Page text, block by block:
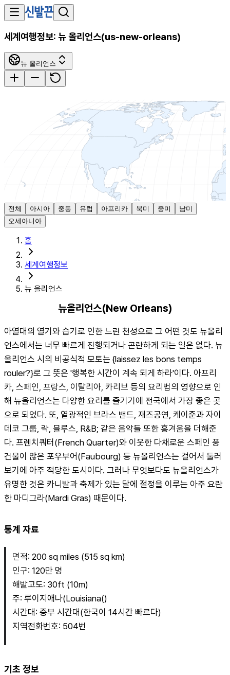
세계여행정보: 뉴 올리언스(us-new-orleans)
뉴 올리언스
전체 아시아 중동 유럽 아프리카 북미 중미
남미
오세아니아
홈
세계여행정보
뉴 올리언스
뉴올리언스(New Orleans)
아열대의 열기와 습기로 인한 느린 천성으로 그 어떤 것도 뉴올리
언스에서는 너무 빠르게 진행되거나 곤란하게 되는 일은 없다. 뉴
올리언스 시의 비공식적 모토는 {laissez les bons temps
rouler?}로 그 뜻은 '행복한 시간이 계속 되게 하라'이다. 아프리
카, 스페인, 프랑스, 이탈리아, 카리브 등의 요리법의 영향으로 인
해 뉴올리언스는 다양한 요리를 즐기기에 전국에서 가장 좋은 곳
으로 되었다. 또, 열광적인 브라스 밴드, 재즈공연, 케이준과 자이
데코 그룹, 락, 블루스, R&B; 같은 음악들 또한 흥겨움을 더해준
다. 프렌치쿼터(French Quarter)와 이웃한 다채로운 스페인 풍
건물이 많은 포우부어(Faubourg) 등 뉴올리언스는 걸어서 둘러
보기에 아주 적당한 도시이다. 그러나 무엇보다도 뉴올리언스가
유명한 것은 카니발과 축제가 있는 달에 절정을 이루는 아주 요란
한 마디그라(Mardi Gras) 때문이다.
통계 자료
면적: 200 sq miles (515 sq km)
인구: 120만 명
해발고도: 30ft (10m)
주: 루이지애나(Louisiana()
시간대: 중부 시간대(한국이 14시간 빠르다)
지역전화번호: 504번
기초 정보